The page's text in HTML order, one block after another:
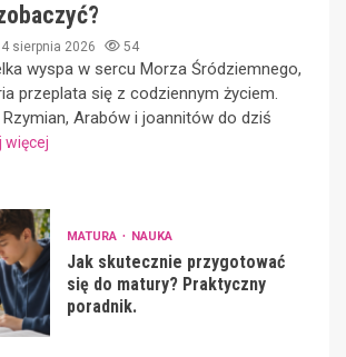
4 sierpnia 2026 54
wyspa w sercu Morza Śródziemnego,
przeplata się z codziennym życiem.
Rzymian, Arabów i joannitów do dziś
więcej
MATURA NAUKA
Jak skutecznie przygotować
się do matury? Praktyczny
poradnik.